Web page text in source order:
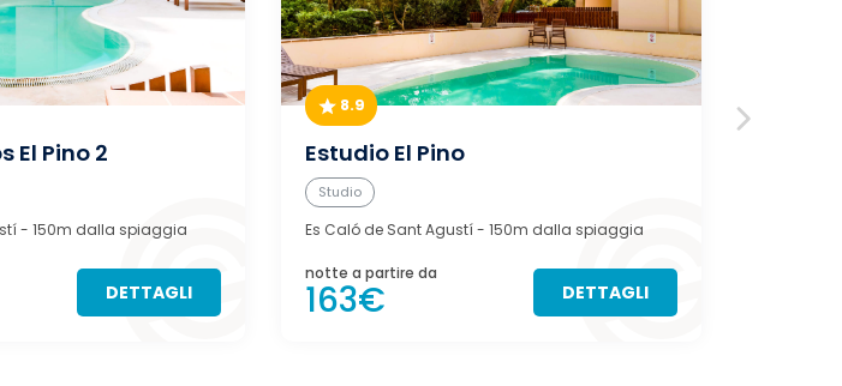
El Pino 2
- 150m dalla spiaggia
DETTAGLI
8.9
Estudio El Pino
Studio
Es Caló de Sant Agustí- 150m dalla spiaggia
notte a partire da
163€ DETTAGLI